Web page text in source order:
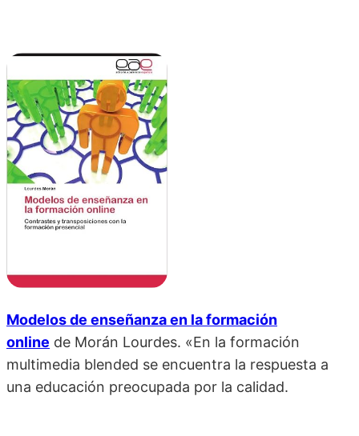
Modelos de enseñanza en la formación
online de Morán Lourdes. «En la formación
multimedia blended se encuentra la respuesta a
una educación preocupada por la calidad.